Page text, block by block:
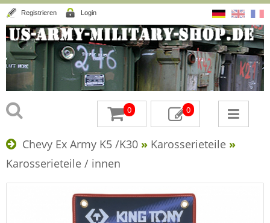
Registrieren Login
0 0
Chevy Ex Army K5 /K30 » Karosserieteile »
Karosserieteile / innen